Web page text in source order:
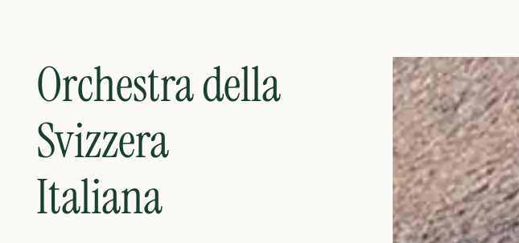
Orchestra della
Svizzera
Italiana